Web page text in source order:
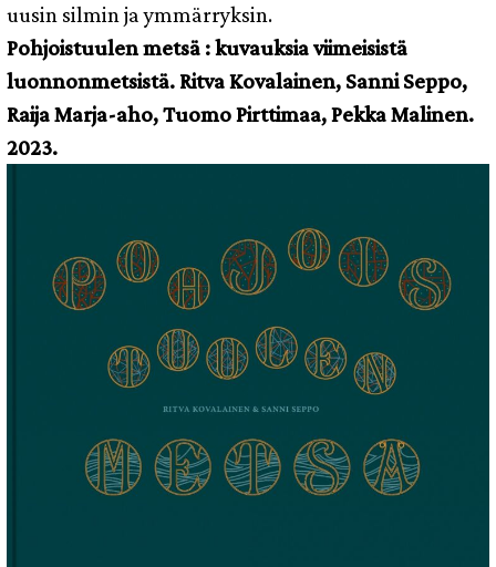
uusin silmin ja ymmärryksin.
Pohjoistuulen metsä : kuvauksia viimeisistä
luonnonmetsistä. Ritva Kovalainen, Sanni Seppo,
Raija Marja-aho, Tuomo Pirttimaa, Pekka Malinen.
2023.